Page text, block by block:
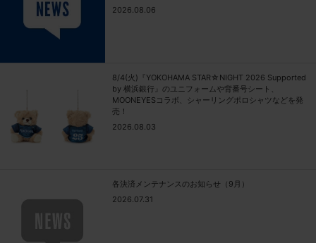
2026.08.06
8/4(火)『YOKOHAMA STAR☆NIGHT 2026 Supported
by 横浜銀行』のユニフォームや背番号シート、
MOONEYESコラボ、シャーリングポロシャツなどを発
売！
2026.08.03
各決済メンテナンスのお知らせ（9月）
2026.07.31